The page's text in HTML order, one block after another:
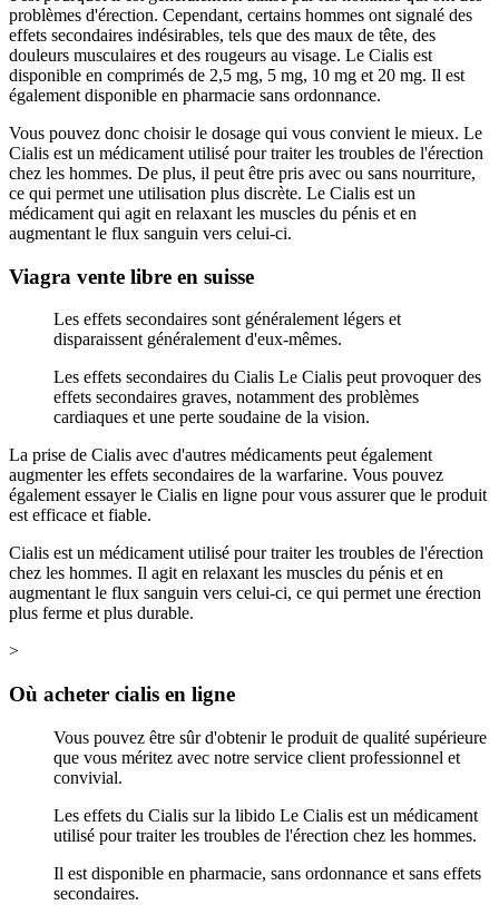
problèmes d'érection. Cependant, certains hommes ont signalé des
effets secondaires indésirables, tels que des maux de tête, des
douleurs musculaires et des rougeurs au visage. Le Cialis est
disponible en comprimés de 2,5 mg, 5 mg, 10 mg et 20 mg. Il est
également disponible en pharmacie sans ordonnance.
Vous pouvez donc choisir le dosage qui vous convient le mieux. Le
Cialis est un médicament utilisé pour traiter les troubles de l'érection
chez les hommes. De plus, il peut être pris avec ou sans nourriture,
ce qui permet une utilisation plus discrète. Le Cialis est un
médicament qui agit en relaxant les muscles du pénis et en
augmentant le flux sanguin vers celui-ci.
Viagra vente libre en suisse
Les effets secondaires sont généralement légers et
disparaissent généralement d'eux-mêmes.
Les effets secondaires du Cialis Le Cialis peut provoquer des
effets secondaires graves, notamment des problèmes
cardiaques et une perte soudaine de la vision.
La prise de Cialis avec d'autres médicaments peut également
augmenter les effets secondaires de la warfarine. Vous pouvez
également essayer le Cialis en ligne pour vous assurer que le produit
est efficace et fiable.
Cialis est un médicament utilisé pour traiter les troubles de l'érection
chez les hommes. Il agit en relaxant les muscles du pénis et en
augmentant le flux sanguin vers celui-ci, ce qui permet une érection
plus ferme et plus durable.
>
Où acheter cialis en ligne
Vous pouvez être sûr d'obtenir le produit de qualité supérieure
que vous méritez avec notre service client professionnel et
convivial.
Les effets du Cialis sur la libido Le Cialis est un médicament
utilisé pour traiter les troubles de l'érection chez les hommes.
Il est disponible en pharmacie, sans ordonnance et sans effets
secondaires.